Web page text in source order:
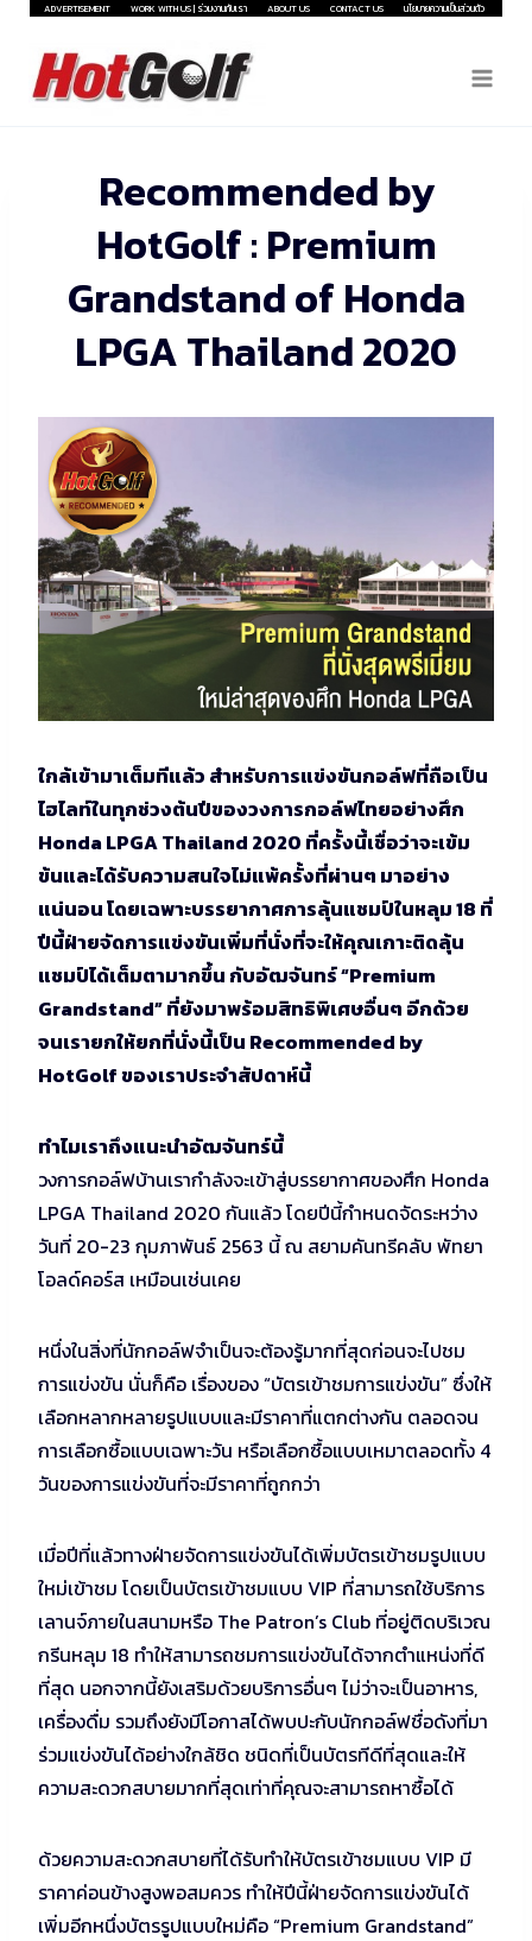
Skip
content
ADVERTISEMENT WORK WITH US | ร่วมงานกับเรา ABOUT US CONTACT US นโยบายความเป็นส่วนตัว
Recommended by
HotGolf : Premium
Grandstand of Honda
LPGA Thailand 2020
ใกล้เข้ามาเต็มทีแล้ว สำหรับการแข่งขันกอล์ฟที่ถือเป็น
ไฮไลท์ในทุกช่วงต้นปีของวงการกอล์ฟไทยอย่างศึก
Honda LPGA Thailand 2020 ที่ครั้งนี้เชื่อว่าจะเข้ม
ข้นและได้รับความสนใจไม่แพ้ครั้งที่ผ่านๆ มาอย่าง
แน่นอน โดยเฉพาะบรรยากาศการลุ้นแชมป์ในหลุม 18 ที่
ปีนี้ฝ่ายจัดการแข่งขันเพิ่มที่นั่งที่จะให้คุณเกาะติดลุ้น
แชมป์ได้เต็มตามากขึ้น กับอัฒจันทร์ “Premium
Grandstand” ที่ยังมาพร้อมสิทธิพิเศษอื่นๆ อีกด้วย
จนเรายกให้ยกที่นั่งนี้เป็น Recommended by
HotGolf ของเราประจำสัปดาห์นี้
ทำไมเราถึงแนะนำอัฒจันทร์นี้
วงการกอล์ฟบ้านเรากำลังจะเข้าสู่บรรยากาศของศึก Honda
LPGA Thailand 2020 กันแล้ว โดยปีนี้กำหนดจัดระหว่าง
วันที่ 20-23 กุมภาพันธ์ 2563 นี้ ณ สยามคันทรีคลับ พัทยา
โอลด์คอร์ส เหมือนเช่นเคย
หนึ่งในสิ่งที่นักกอล์ฟจำเป็นจะต้องรู้มากที่สุดก่อนจะไปชม
การแข่งขัน นั่นก็คือ เรื่องของ “บัตรเข้าชมการแข่งขัน” ซึ่งให้
เลือกหลากหลายรูปแบบและมีราคาที่แตกต่างกัน ตลอดจน
การเลือกซื้อแบบเฉพาะวัน หรือเลือกซื้อแบบเหมาตลอดทั้ง 4
วันของการแข่งขันที่จะมีราคาที่ถูกกว่า
เมื่อปีที่แล้วทางฝ่ายจัดการแข่งขันได้เพิ่มบัตรเข้าชมรูปแบบ
ใหม่เข้าชม โดยเป็นบัตรเข้าชมแบบ VIP ที่สามารถใช้บริการ
เลานจ์ภายในสนามหรือ The Patron’s Club ที่อยู่ติดบริเวณ
กรีนหลุม 18 ทำให้สามารถชมการแข่งขันได้จากตำแหน่งที่ดี
ที่สุด นอกจากนี้ยังเสริมด้วยบริการอื่นๆ ไม่ว่าจะเป็นอาหาร,
เครื่องดื่ม รวมถึงยังมีโอกาสได้พบปะกับนักกอล์ฟชื่อดังที่มา
ร่วมแข่งขันได้อย่างใกล้ชิด ชนิดที่เป็นบัตรทีดีที่สุดและให้
ความสะดวกสบายมากที่สุดเท่าที่คุณจะสามารถหาซื้อได้
ด้วยความสะดวกสบายที่ได้รับทำให้บัตรเข้าชมแบบ VIP มี
ราคาค่อนข้างสูงพอสมควร ทำให้ปีนี้ฝ่ายจัดการแข่งขันได้
เพิ่มอีกหนึ่งบัตรรูปแบบใหม่คือ “Premium Grandstand”